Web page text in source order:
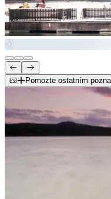
Pomozte ostatním